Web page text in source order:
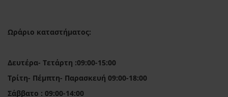
Ωράριο καταστήματος:
Δευτέρα- Τετάρτη :09:00-15:00
Τρίτη- Πέμπτη- Παρασκευή 09:00-18:00
Σάββατο : 09:00-14:00